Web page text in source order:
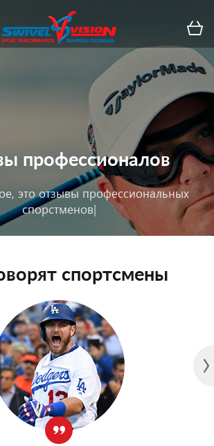
профессионалов
это отзывы профессиональных
спорстменов|
спортсмены